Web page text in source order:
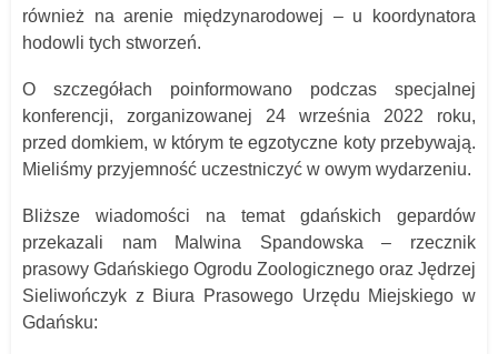
również na arenie międzynarodowej – u koordynatora
hodowli tych stworzeń.
O szczegółach poinformowano podczas specjalnej
konferencji, zorganizowanej 24 września 2022 roku,
przed domkiem, w którym te egzotyczne koty przebywają.
Mieliśmy przyjemność uczestniczyć w owym wydarzeniu.
Bliższe wiadomości na temat gdańskich gepardów
przekazali nam
Malwina Spandowska – rzecznik
prasowy Gdańskiego Ogrodu Zoologicznego oraz Jędrzej
Sieliwończyk z Biura Prasowego Urzędu Miejskiego w
Gdańsku: